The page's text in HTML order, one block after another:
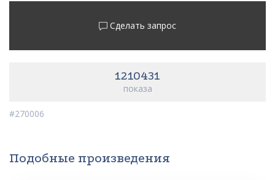
Сделать запрос
1210431
показа
#270006
Подобные произведения